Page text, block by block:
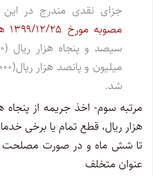
جزای نقدی مندرج در
مصوبه مورخ ۱۳۹۹/۱۲/۲۵ هیات وزیران
شد.
مرتبه سوم- اخذ جریمه از پنجاه
هزار ریال، قطع تمام یا برخی
تا شش ماه و در صورت مصلحت
عنوان متخلف